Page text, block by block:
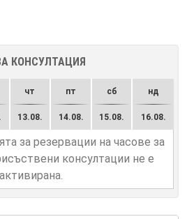
КОНСУЛТАЦИЯ
чт
13.08.
пт
14.08.
сб
15.08.
нд
16.08.
за резервации на часове за
консултации не е
активирана.